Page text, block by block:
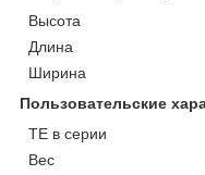
Высота
Длина
Ширина
Пользовательские
TE в серии
Вес